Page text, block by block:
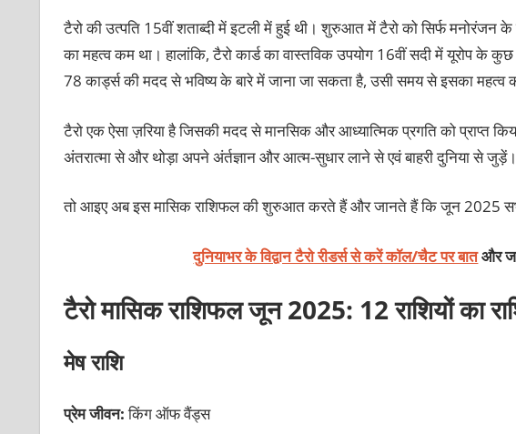
टैरो की उत्पति 15वीं शताब्‍दी में इटली में हुई थी। शुरुआत में टैरो को सिर्फ मनोरंजन
का महत्‍व कम था। हालांकि, टैरो कार्ड का वास्तविक उपयोग 16वीं सदी में यूरोप के
78 कार्ड्स की मदद से भविष्य के बारे में जाना जा सकता है, उसी समय से इसका महत्व
टैरो एक ऐसा ज़रिया है जिसकी मदद से मानसिक और आध्‍यात्मिक प्रगति को प्राप्‍त
अंतरात्‍मा से और थोड़ा अपने अंर्तज्ञान और आत्‍म-सुधार लाने से एवं बाहरी दुनिया से जुड़ें।
तो आइए अब इस मासिक राशिफल की शुरुआत करते हैं और जानते हैं कि जून 2025
दुनियाभर के विद्वान टैरो रीडर्स से करें कॉल/चैट पर बातऔर
टैरो मासिक राशिफल जून 2025: 12 राशियों का
मेष राशि
प्रेम जीवन:किंग ऑफ वैंड्स